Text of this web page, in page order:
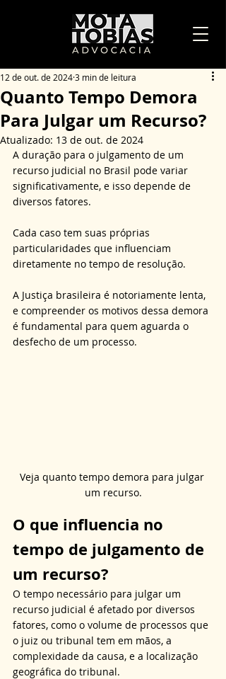
Quanto Tempo Demora
Para Julgar um Recurso?
12 de out. de 20243 min de leitura
Atualizado: 13 de out. de 2024
A duração para o julgamento de um
recurso judicial no Brasil pode variar
significativamente, e isso depende de
diversos fatores.
Cada caso tem suas próprias
particularidades que influenciam
diretamente no tempo de resolução.
A Justiça brasileira é notoriamente lenta,
e compreender os motivos dessa demora
é fundamental para quem aguarda o
desfecho de um processo.
Veja quanto tempo demora para julgar
um recurso.
O que influencia no
tempo de julgamento de
um recurso?
O tempo necessário para julgar um
recurso judicial é afetado por diversos
fatores, como o volume de processos que
o juiz ou tribunal tem em mãos, a
complexidade da causa, e a localização
geográfica do tribunal.